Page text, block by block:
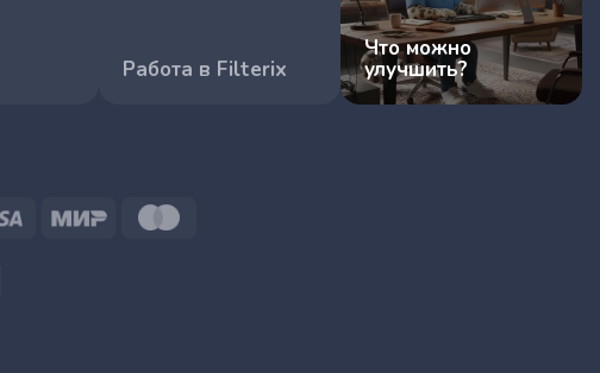
Работа в Filterix
Что можно
улучшить?